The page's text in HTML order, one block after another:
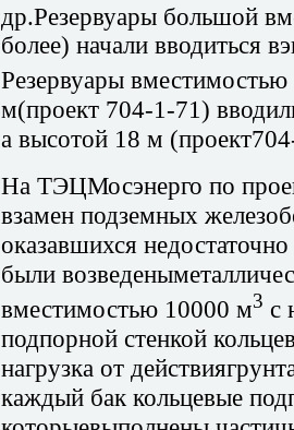
др.Резервуары большой
более) начали вводиться
Резервуары
м(проект 704-1-71)
а высотой 18 м
На ТЭЦМосэнерго по
взамен подземных
оказавшихся
были
вместимостью 10000 м3 с
подпорной стенкой
нагрузка от
каждый бак кольцевые